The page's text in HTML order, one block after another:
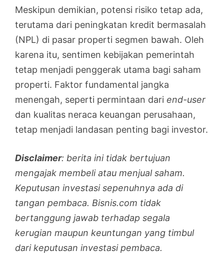
Meskipun demikian, potensi risiko tetap ada,
terutama dari peningkatan kredit bermasalah
(NPL) di pasar properti segmen bawah. Oleh
karena itu, sentimen kebijakan pemerintah
tetap menjadi penggerak utama bagi saham
properti. Faktor fundamental jangka
menengah, seperti permintaan dari end-user
dan kualitas neraca keuangan perusahaan,
tetap menjadi landasan penting bagi investor.
Disclaimer: berita ini tidak bertujuan
mengajak membeli atau menjual saham.
Keputusan investasi sepenuhnya ada di
tangan pembaca. Bisnis.com tidak
bertanggung jawab terhadap segala
kerugian maupun keuntungan yang timbul
dari keputusan investasi pembaca.